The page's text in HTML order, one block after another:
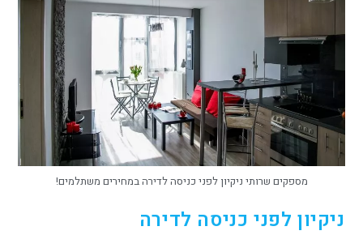
מספקים שרותי ניקיון לפני כניסה לדירה במחירים משתלמים!
ניקיון לפני כניסה לדירה